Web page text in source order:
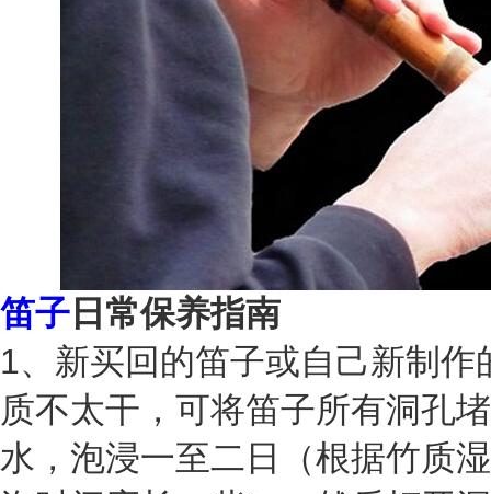
笛子 日常保养指南
1、新买回的笛子或自己新制
质不太干，可将笛子所有洞孔
水，泡浸一至二日（根据竹质